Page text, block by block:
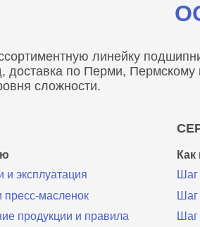
линейку
доставка по Перми,
сложности.
и эксплуатация
продукции и правила
Как
Шаг